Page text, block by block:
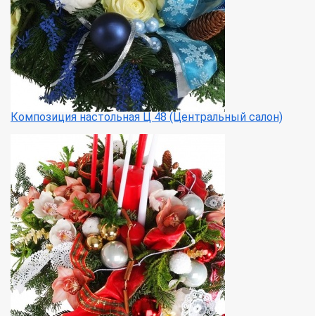
Композиция настольная Ц 48 (Центральный салон)